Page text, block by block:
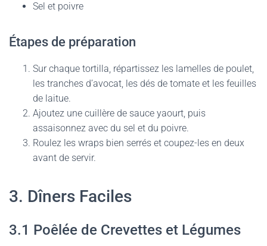
Sel et poivre
Étapes de préparation
Sur chaque tortilla, répartissez les lamelles de poulet,
les tranches d’avocat, les dés de tomate et les feuilles
de laitue.
Ajoutez une cuillère de sauce yaourt, puis
assaisonnez avec du sel et du poivre.
Roulez les wraps bien serrés et coupez-les en deux
avant de servir.
3. Dîners Faciles
3.1 Poêlée de Crevettes et Légumes